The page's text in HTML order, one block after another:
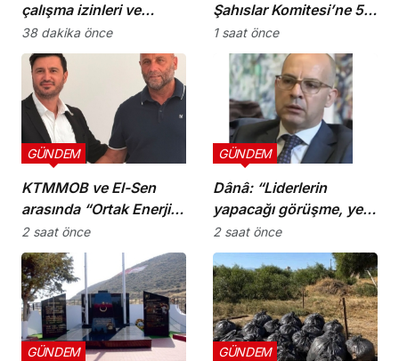
çalışma izinleri ve
yurttaşlık
uygulamalarına ilişkin
öneriler
38 dakika önce
Şahıslar Komitesi’ne 50
bin dolar katkı
1 saat önce
KTMMOB ve El-Sen
arasında “Ortak Enerji
Komitesi İş Birliği
Protokolü” imzalandı
GÜNDEM
2 saat önce
Dânâ: “Liderlerin
yapacağı görüşme, yeni
ve sonuç alıcı 5+1
toplantısına hazırlık
niteliği taşıyor”
GÜNDEM
2 saat önce
GÜNDEM GÜNDEM